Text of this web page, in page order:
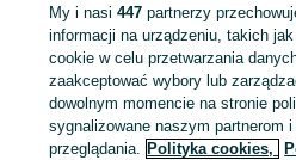
KATEGORIA
ID:1012392365
My i nasi447 partnerzy
informacji na urządzeniu, takich
cookie w celu przetwarzania
zaakceptować wybory lub
dowolnym momencie na stronie
sygnalizowane naszym partnerom i
przeglądania. Polityka cookies,